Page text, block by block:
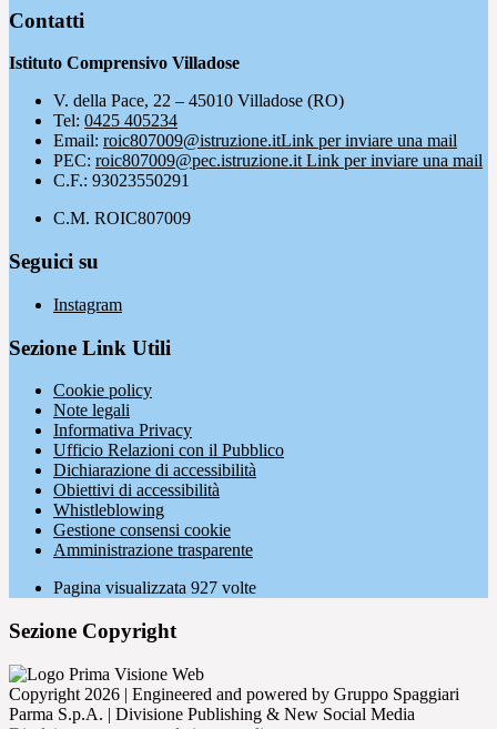
Contatti
Istituto Comprensivo Villadose
V. della Pace, 22 – 45010 Villadose (RO)
Tel: 0425 405234
Email: roic807009@istruzione.itLink per inviare una mail
PEC: roic807009@pec.istruzione.it Link per inviare una mail
C.F.: 93023550291
C.M. ROIC807009
Seguici su
Instagram
Sezione Link Utili
Cookie policy
Note legali
Informativa Privacy
Ufficio Relazioni con il Pubblico
Dichiarazione di accessibilità
Obiettivi di accessibilità
Whistleblowing
Gestione consensi cookie
Amministrazione trasparente
Pagina visualizzata 927 volte
Sezione Copyright
Copyright 2026 | Engineered and powered by Gruppo Spaggiari
Parma S.p.A. | Divisione Publishing & New Social Media